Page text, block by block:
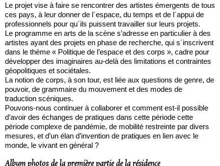
Le projet vise à faire se rencontrer des artistes émergents de tous
ces pays, à leur donner de l´espace, du temps et de l´appui de
professionnels pour qu´ils puissent travailler sur leurs projets.
Le programme en arts de la scène s’adresse en particulier à des
artistes ayant des projets en phase de recherche, qui s´inscrivent
dans le thème « Politique de l’espace et des corps », cadre pour
développer des imaginaires au-delà des limitations et contraintes
géopolitiques et sociétales.
La notion de corps, à son tour, est liée aux questions de genre, de
pouvoir, de grammaire du mouvement et des modes de
traduction scéniques.
Pouvons-nous continuer à collaborer et comment est-il possible
d’avoir des échanges de pratiques dans cette période cette
période complexe de pandémie, de mobilité restreinte par divers
mesures, et d’un élan d’invention de pratiques en lien avec le
monde, le vivant en général ?
Album photos de la première partie de la résidence